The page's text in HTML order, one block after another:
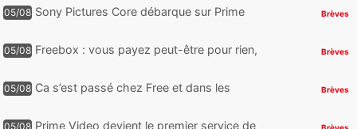
05/08 Sony Pictures Core débarque sur Prime
Brèves
05/08 Freebox : vous payez peut-être pour rien,
Brèves
05/08 Ca s’est passé chez Free et dans les
Brèves
05/08 Prime Video devient le premier service de